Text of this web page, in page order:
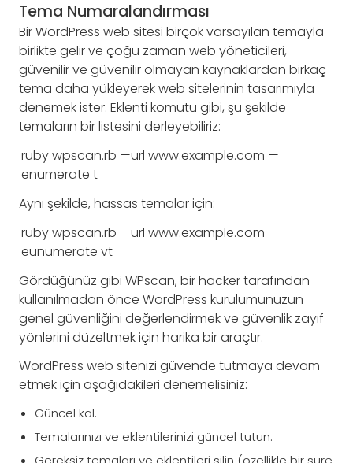
Tema Numaralandırması
Bir WordPress web sitesi birçok varsayılan temayla
birlikte gelir ve çoğu zaman web yöneticileri,
güvenilir ve güvenilir olmayan kaynaklardan birkaç
tema daha yükleyerek web sitelerinin tasarımıyla
denemek ister. Eklenti komutu gibi, şu şekilde
temaların bir listesini derleyebiliriz:
rubywpscan.rb —url www.example.com —
enumerate t
Aynı şekilde, hassas temalar için:
rubywpscan.rb —url www.example.com —
eunumerate vt
Gördüğünüz gibi WPscan, bir hacker tarafından
kullanılmadan önce WordPress kurulumunuzun
genel güvenliğini değerlendirmek ve güvenlik zayıf
yönlerini düzeltmek için harika bir araçtır.
WordPress web sitenizi güvende tutmaya devam
etmek için aşağıdakileri denemelisiniz:
Güncel kal.
Temalarınızı ve eklentilerinizi güncel tutun.